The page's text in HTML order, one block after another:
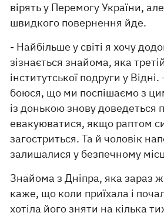
вірять у Перемогу України,
швидкого повернення йде.
- Найбільше у світі я хочу
зізнається знайома, яка
інститутської подруги у
боюся, що ми поспішаємо з
із донькою знову доведеться
евакуюватися, якщо раптом
загостриться. Та й чоловік
залишалися у безпечному
Знайома з Дніпра, яка зараз
каже, що коли приїхала і
хотіла його зняти на кілька